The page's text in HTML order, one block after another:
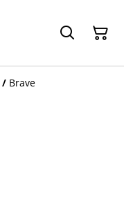
/ Brave